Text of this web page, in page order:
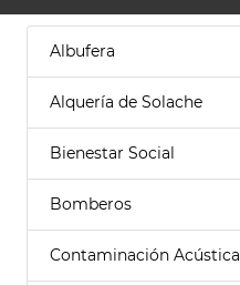
Albufera
Alquería de Solache
Bienestar Social
Bomberos
Contaminación Acústica